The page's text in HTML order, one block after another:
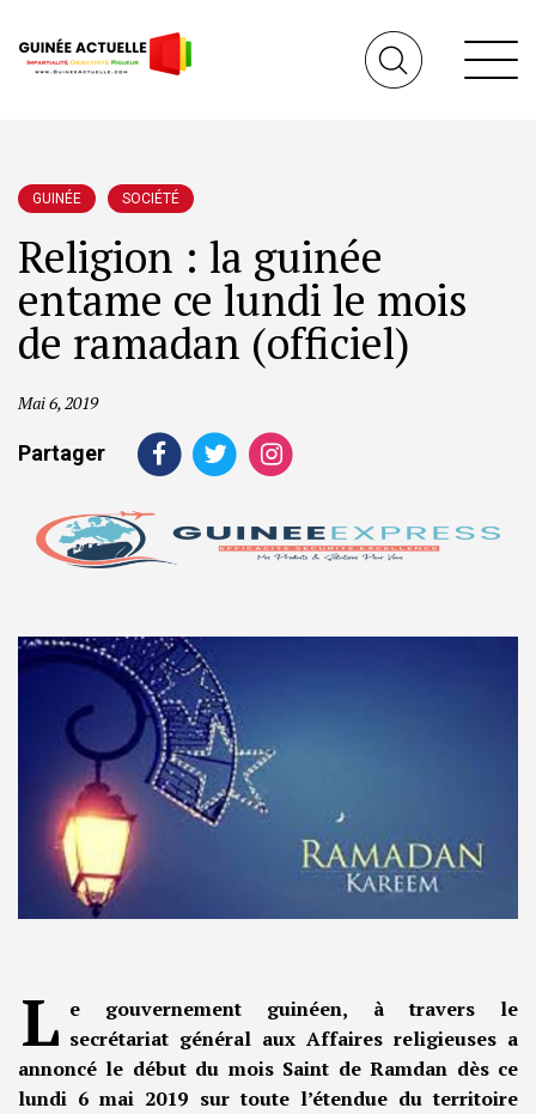
GUINÉE SOCIÉTÉ
Religion : la guinée
entame ce lundi le mois
de ramadan (officiel)
Mai 6, 2019
Partager
L e gouvernement guinéen, à travers le
secrétariat général aux Affaires religieuses a
annoncé le début du mois Saint de Ramdan dès ce
lundi 6 mai 2019 sur toute l’étendue du territoire